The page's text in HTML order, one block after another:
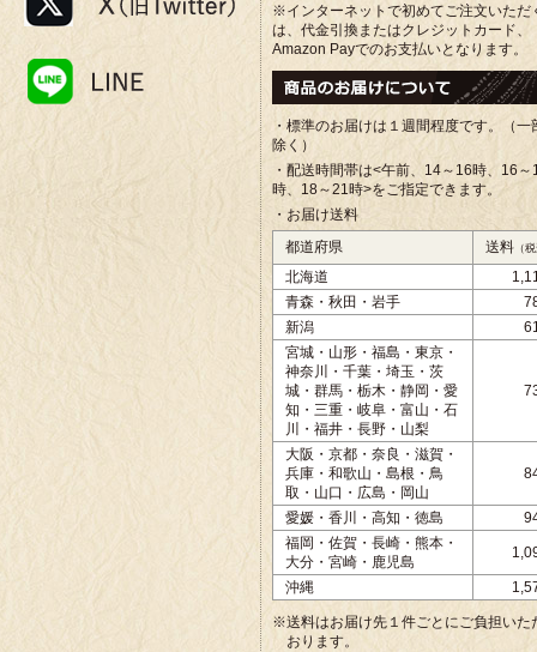
※インターネットで初めてご注文いただ
は、代金引換またはクレジットカード、
Amazon Payでのお支払いとなります。
・標準のお届けは１週間程度です。（一
除く）
・配送時間帯は<午前、 14～16時、16～
時、18～21時>をご指定できます。
・お届け送料
都道府県
送料 （
北海道
青森・秋田・岩手
新潟
宮城・山形・福島・東京・
神奈川・千葉・埼玉・茨
城・群馬・栃木・静岡・愛
知・三重・岐阜・富山・石
川・福井・長野・山梨
大阪・京都・奈良・滋賀・
兵庫・和歌山・島根・鳥
取・山口・広島・岡山
愛媛・香川・高知・徳島
福岡・佐賀・長崎・熊本・
大分・宮崎・鹿児島
沖縄
※送料はお届け先１件ごとにご負担いた
おります。